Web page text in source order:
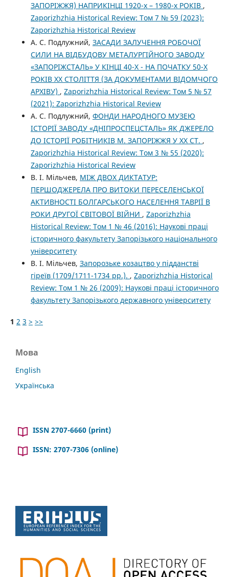
ЗАПОРІЖЖЯ) НАПРИКІНЦІ 1920-х – 1980-х РОКІВ ,
Zaporizhzhia Historical Review: Том 7 № 59 (2023):
Zaporizhzhia Historical Review
А. C. Подлужний, ЗАСАДИ ЗАЛУЧЕННЯ РОБОЧОЇ
СИЛИ НА ВІДБУДОВУ МЕТАЛУРГІЙНОГО ЗАВОДУ
«ЗАПОРІЖСТАЛЬ» У КІНЦІ 40-Х - НА ПОЧАТКУ 50-Х
РОКІВ ХХ СТОЛІТТЯ (ЗА ДОКУМЕНТАМИ ВІДОМЧОГО
АРХІВУ) , Zaporizhzhia Historical Review: Том 5 № 57
(2021): Zaporizhzhia Historical Review
А. C. Подлужний, ФОНДИ НАРОДНОГО МУЗЕЮ
ІСТОРІЇ ЗАВОДУ «ДНІПРОСПЕЦСТАЛЬ» ЯК ДЖЕРЕЛО
ДО ІСТОРІЇ РОБІТНИКІВ М. ЗАПОРІЖЖЯ У ХХ СТ. ,
Zaporizhzhia Historical Review: Том 3 № 55 (2020):
Zaporizhzhia Historical Review
В. І. Мільчев, МІЖ ДВОХ ДИКТАТУР:
ПЕРШОДЖЕРЕЛА ПРО ВИТОКИ ПЕРЕСЕЛЕНСЬКОЇ
АКТИВНОСТІ БОЛГАРСЬКОГО НАСЕЛЕННЯ ТАВРІЇ В
РОКИ ДРУГОЇ СВІТОВОЇ ВІЙНИ , Zaporizhzhia
Historical Review: Том 1 № 46 (2016): Наукові праці
історичного факультету Запорізького національного
університету
В. І. Мільчев, Запорозьке козацтво у підданстві
гіреїв (1709/1711-1734 рр.). , Zaporizhzhia Historical
Review: Том 1 № 26 (2009): Наукові праці історичного
факультету Запорізького державного університету
1 2 3 > >>
Мова
English
Українська
ISSN 2707-6660 (print)
ISSN: 2707-7306 (online)